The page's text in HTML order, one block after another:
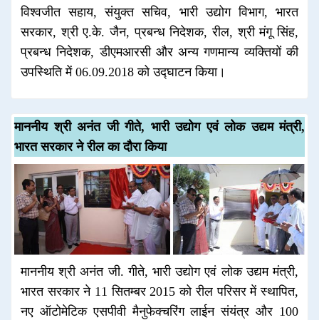
विश्वजीत सहाय, संयुक्त सचिव, भारी उद्योग विभाग, भारत
सरकार, श्री ए.के. जैन, प्रबन्ध निदेशक, रील, श्री मंगू सिंह,
प्रबन्ध निदेशक, डीएमआरसी और अन्य गणमान्य व्यक्तियों की
उपस्थिति में 06.09.2018 को उद्घाटन किया।
माननीय श्री अनंत जी गीते, भारी उद्योग एवं लोक उद्यम मंत्री,
भारत सरकार ने रील का दौरा किया
माननीय श्री अनंत जी. गीते, भारी उद्योग एवं लोक उद्यम मंत्री,
भारत सरकार ने 11 सितम्बर 2015 को रील परिसर में स्थापित,
नए ऑटोमेटिक एसपीवी मैनुफेक्चरिंग लाईन संयंत्र और 100